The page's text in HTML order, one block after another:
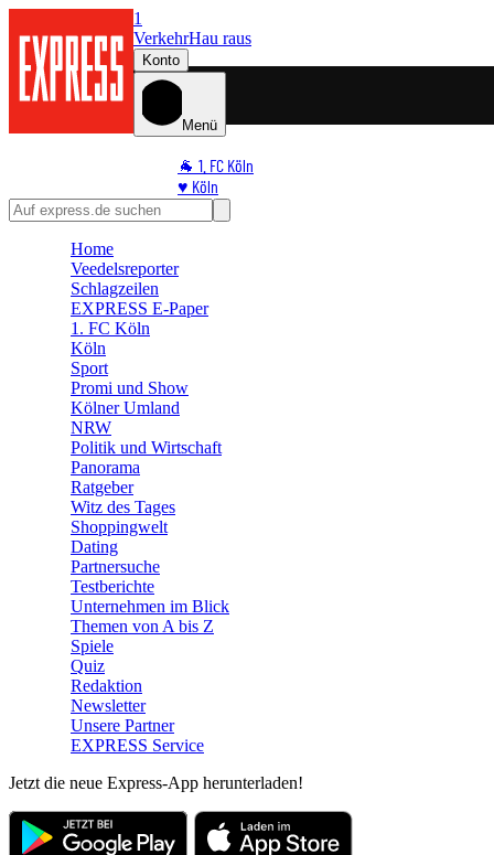
1
VerkehrHau raus
Konto
Menü
🐐 1. FC Köln
♥️ Köln
⭐ Promi
🛒 Shoppingwelt
Home
Veedelsreporter
Schlagzeilen
EXPRESS E-Paper
1. FC Köln
Köln
Sport
Promi und Show
Kölner Umland
NRW
Politik und Wirtschaft
Panorama
Ratgeber
Witz des Tages
Shoppingwelt
Dating
Partnersuche
Testberichte
Unternehmen im Blick
Themen von A bis Z
Spiele
Quiz
Redaktion
Newsletter
Unsere Partner
EXPRESS Service
Jetzt die neue Express-App herunterladen!